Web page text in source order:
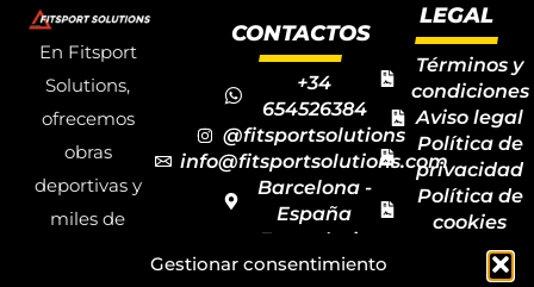
Gestionar consentimiento
En Fitsport
Solutions,
ofrecemos
obras
deportivas y
miles de
CONTACTOS
+34
654526384
@fitsportsolutions
info@fitsportsolutions.com
Barcelona -
España
Formulario
de contacto
LEGAL
Términos y
condiciones
Aviso legal
Política de
privacidad
Política de
cookies
Mapa del